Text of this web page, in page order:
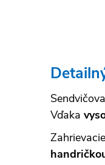
Vďaka